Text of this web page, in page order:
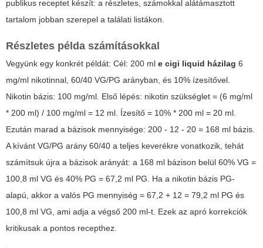
publikus receptet készít: a részletes, számokkal alátámasztott
tartalom jobban szerepel a találati listákon.
Részletes példa számításokkal
Vegyünk egy konkrét példát: Cél: 200 ml e cigi liquid házilag 6
mg/ml nikotinnal, 60/40 VG/PG arányban, és 10% ízesítővel.
Nikotin bázis: 100 mg/ml. Első lépés: nikotin szükséglet = (6 mg/ml
* 200 ml) / 100 mg/ml = 12 ml. Ízesítő = 10% * 200 ml = 20 ml.
Ezután marad a bázisok mennyisége: 200 - 12 - 20 = 168 ml bázis.
A kívánt VG/PG arány 60/40 a teljes keverékre vonatkozik, tehát
számítsuk újra a bázisok arányát: a 168 ml bázison belül 60% VG =
100,8 ml VG és 40% PG = 67,2 ml PG. Ha a nikotin bázis PG-
alapú, akkor a valós PG mennyiség = 67,2 + 12 = 79,2 ml PG és
100,8 ml VG, ami adja a végső 200 ml-t. Ezek az apró korrekciók
kritikusak a pontos recepthez.